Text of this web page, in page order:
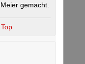
gemacht.